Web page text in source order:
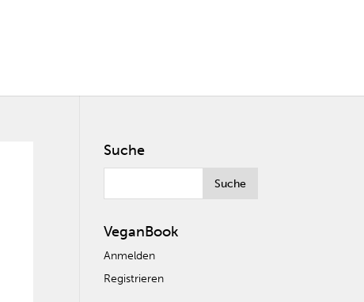
Suche
VeganBook
Anmelden
Registrieren